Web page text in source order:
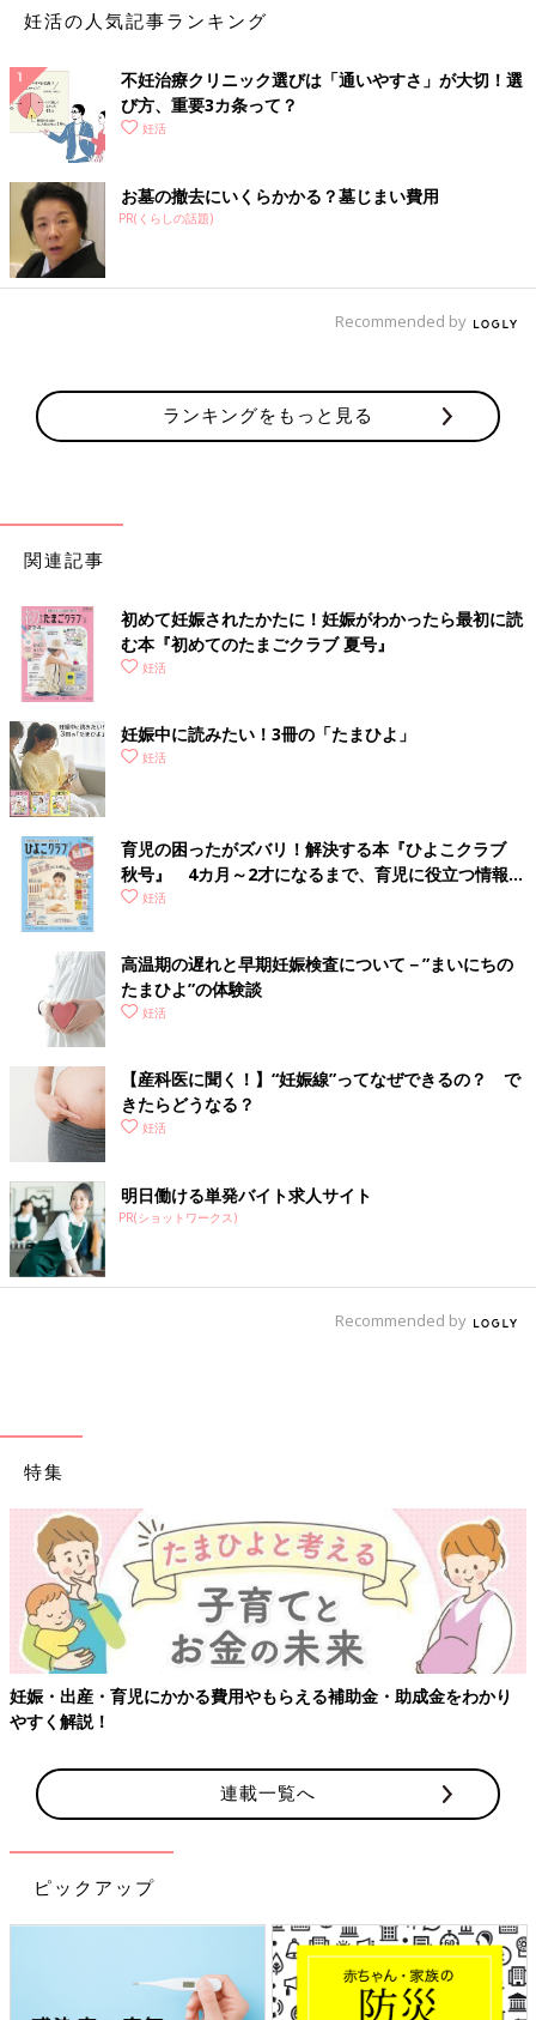
妊活の人気記事ランキング
不妊治療クリニック選びは「通いやすさ」が大切！選
び方、重要3カ条って？
妊活
お墓の撤去にいくらかかる？墓じまい費用
PR(くらしの話題)
Recommended by
ランキングをもっと見る
関連記事
初めて妊娠されたかたに！妊娠がわかったら最初に読
む本『初めてのたまごクラブ 夏号』
妊活
妊娠中に読みたい！3冊の「たまひよ」
妊活
育児の困ったがズバリ！解決する本『ひよこクラブ
秋号』 4カ月～2才になるまで、育児に役立つ情報が
いっぱい！
妊活
高温期の遅れと早期妊娠検査について－”まいにちの
たまひよ”の体験談
妊活
【産科医に聞く！】“妊娠線”ってなぜできるの？ で
きたらどうなる？
妊活
明日働ける単発バイト求人サイト
PR(ショットワークス)
Recommended by
特集
妊娠・出産・育児にかかる費用やもらえる補助金・助成金をわかり
やすく解説！
連載一覧へ
ピックアップ